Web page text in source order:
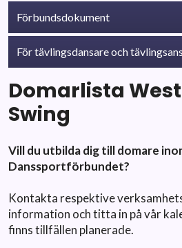
Förbundsdokument
För tävlingsdansare och
Domarlista
Swing
Vill du utbilda dig till domare
Danssportförbundet?
Kontakta respektive
information och titta in på vår
finns tillfällen planerade.